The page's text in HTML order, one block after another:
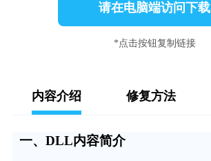
请在电脑端访问下载
*点击按钮复制链接
内容介绍 修复方法
一、DLL内容简介